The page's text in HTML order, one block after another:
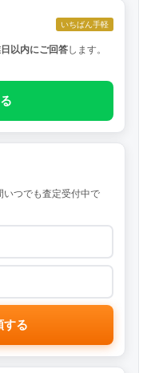
いちばん手軽
以内にご回答します。
つでも査定受付中で
する